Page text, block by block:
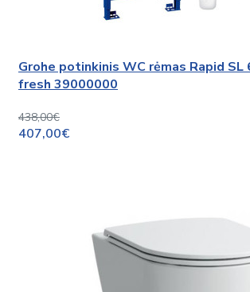
Grohe potinkinis WC rėmas Rapid SL
fresh 39000000
438,00€
407,00€